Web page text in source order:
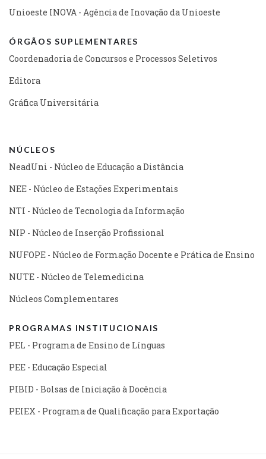
Unioeste INOVA - Agência de Inovação da Unioeste
ÓRGÃOS SUPLEMENTARES
Coordenadoria de Concursos e Processos Seletivos
Editora
Gráfica Universitária
NÚCLEOS
NeadUni - Núcleo de Educação a Distância
NEE - Núcleo de Estações Experimentais
NTI - Núcleo de Tecnologia da Informação
NIP - Núcleo de Inserção Profissional
NUFOPE - Núcleo de Formação Docente e Prática de Ensino
NUTE - Núcleo de Telemedicina
Núcleos Complementares
PROGRAMAS INSTITUCIONAIS
PEL - Programa de Ensino de Línguas
PEE - Educação Especial
PIBID - Bolsas de Iniciação à Docência
PEIEX - Programa de Qualificação para Exportação